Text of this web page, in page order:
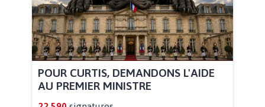
POUR CURTIS, DEMANDONS L'AIDE
AU PREMIER MINISTRE